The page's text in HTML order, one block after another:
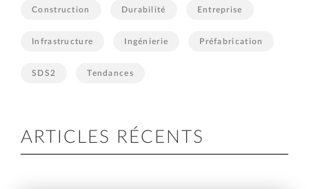
Construction Durabilité Entreprise
Infrastructure Ingénierie Préfabrication
SDS2 Tendances
ARTICLES RÉCENTS